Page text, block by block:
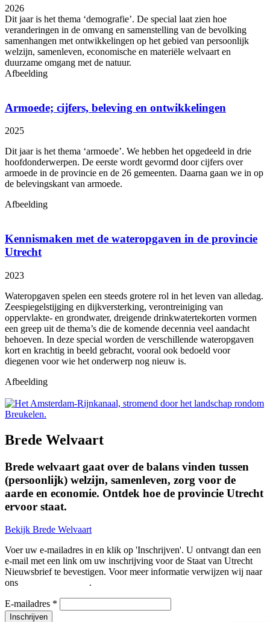
2026
Dit jaar is het thema ‘demografie’. De special laat zien hoe
veranderingen in de omvang en samenstelling van de bevolking
samenhangen met ontwikkelingen op het gebied van persoonlijk
welzijn, samenleven, economische en materiële welvaart en
duurzame omgang met de natuur.
Afbeelding
Armoede; cijfers, beleving en ontwikkelingen
2025
Dit jaar is het thema ‘armoede’. We hebben het opgedeeld in drie
hoofdonderwerpen. De eerste wordt gevormd door cijfers over
armoede in de provincie en de 26 gemeenten. Daarna gaan we in op
de belevingskant van armoede.
Afbeelding
Kennismaken met de wateropgaven in de provincie
Utrecht
2023
Wateropgaven spelen een steeds grotere rol in het leven van alledag.
Zeespiegelstijging en dijkversterking, verontreiniging van
oppervlakte- en grondwater, dreigende drinkwatertekorten vormen
een greep uit de thema’s die de komende decennia veel aandacht
behoeven. In deze special worden de verschillende wateropgaven
kort en krachtig in beeld gebracht, vooral ook bedoeld voor
diegenen voor wie het onderwerp nog nieuw is.
Afbeelding
Brede Welvaart
Brede welvaart gaat over de balans vinden tussen
(persoonlijk) welzijn, samenleven, zorg voor de
aarde en economie. Ontdek hoe de provincie Utrecht
ervoor staat.
Bekijk Brede Welvaart
Voer uw e-mailadres in en klik op 'Inschrijven'. U ontvangt dan een
e-mail met een link om uw inschrijving voor de Staat van Utrecht
Nieuwsbrief te bevestigen. Voor meer informatie verwijzen wij naar
ons
.
E-mailadres *
Inschrijven